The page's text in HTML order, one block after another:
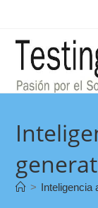
> Inteligencia